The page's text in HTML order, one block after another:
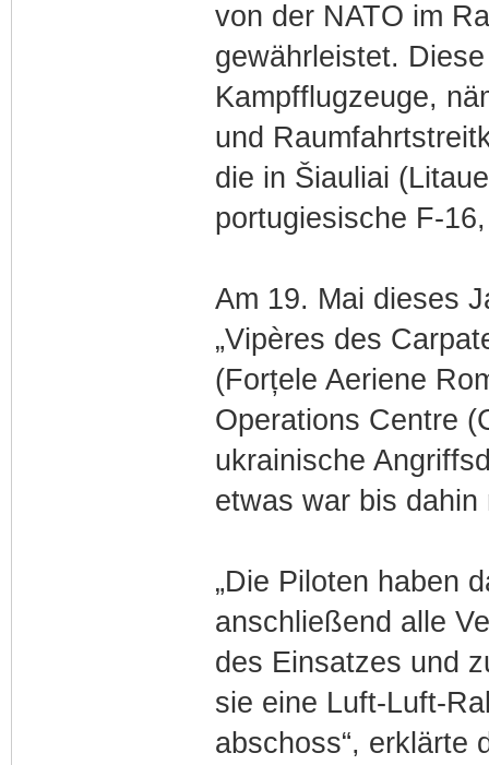
including
assets include
frigates.
von der NATO im
gewährleistet.
Kampfflugzeuge,
und
die in Šiauliai
portugiesische F-
Am 19. Mai dieses
„Vipères des
(Forțele Aeriene
Operations Centre
ukrainische
etwas war bis
„Die Piloten haben
anschließend alle
des Einsatzes und
sie eine Luft-Luft-
abschoss“, erklärte